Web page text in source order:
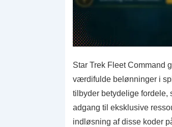
Star Trek Fleet Command
værdifulde belønninger i
tilbyder betydelige fordele,
adgang til eksklusive
indløsning af disse koder